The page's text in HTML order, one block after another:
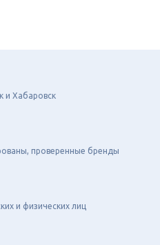
и Хабаровск
проверенные бренды
и физических лиц